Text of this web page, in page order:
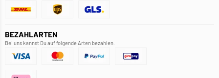
BEZAHLARTEN
Bei uns kannst Du auf folgende Arten bezahlen.